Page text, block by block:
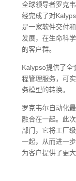
全球领导者罗克
经完成了对
是一家软件交付
发展，在生命科
的客户群。
Kalypso提供了全
程管理服务，可
务模型的转换。
罗克韦尔自动化
融合在一起。此
部门，它将工厂
一起，从而进一
为客户提供了更大